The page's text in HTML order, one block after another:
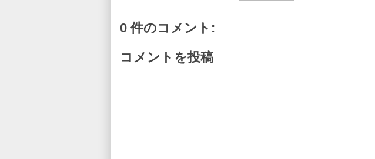
0 件のコメント:
コメントを投稿